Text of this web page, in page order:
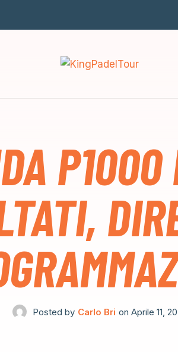
P1000
Posted by Carlo Bri on Aprile 11,